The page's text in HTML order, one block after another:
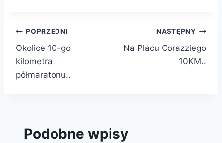
Nawigacja
wpisu
POPRZEDNI
Okolice 10-go
kilometra
półmaratonu..
NASTĘPNY
Na Placu Corazziego
10KM..
Podobne wpisy